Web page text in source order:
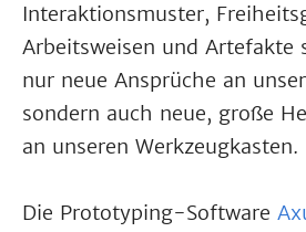
Interaktionsmuster,
Arbeitsweisen und Artefakte
nur neue Ansprüche an
sondern auch neue, große
an unseren Werkzeug­kasten.
Die Prototyping-Software